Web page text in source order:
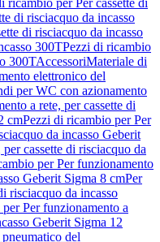
ricambio per Per cassette di
di risciacquo da incasso
di risciacquo da incasso
300TPezzi di ricambio
300TAccessoriMateriale di
elettronico del
per WC con azionamento
a rete, per cassette di
cmPezzi di ricambio per Per
da incasso Geberit
cassette di risciacquo da
per Per funzionamento
Geberit Sigma 8 cmPer
risciacquo da incasso
Per funzionamento a
Geberit Sigma 12
del